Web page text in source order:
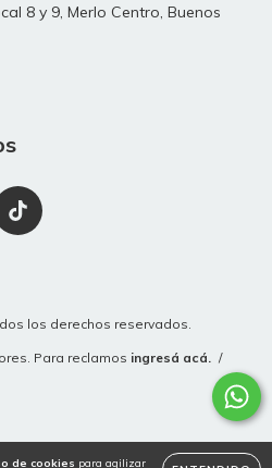
de cookies para agilizar
8 y 9, Merlo Centro, Buenos
los derechos reservados.
Para reclamos ingresá acá. /